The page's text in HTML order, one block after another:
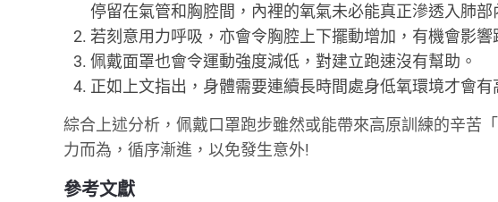
停留在氣管和胸腔間，內裡的氧氣未必能真正滲透入肺
若刻意用力呼吸，亦會令胸腔上下擺動增加，有機會影響
佩戴面罩也會令運動強度減低，對建立跑速沒有幫助。
正如上文指出，身體需要連續長時間處身低氧環境才會
綜合上述分析，佩戴口罩跑步雖然或能帶來高原訓練的辛苦
力而為，循序漸進，以免發生意外!
參考文獻